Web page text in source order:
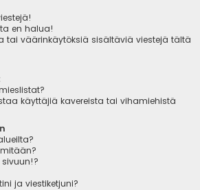
en halua!
tai väärinkäytöksiä sisältäviä viestejä tältä
käyttäjiä kavereista tai vihamiehistä
ja viestiketjuni?